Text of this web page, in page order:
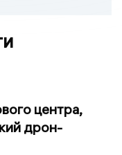
центра,
дрон-